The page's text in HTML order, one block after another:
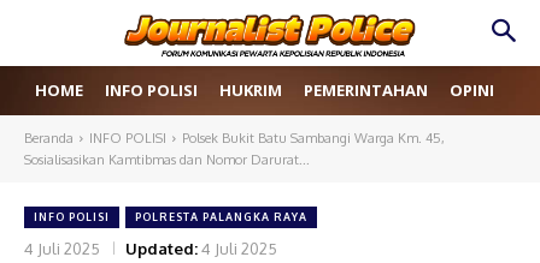
HOME INFO POLISI HUKRIM PEMERINTAHAN OPINI
Beranda INFO POLISI
Polsek Bukit Batu Sambangi Warga Km. 45,
Sosialisasikan Kamtibmas dan Nomor Darurat...
INFO POLISI POLRESTA PALANGKA RAYA
4 Juli 2025 Updated:4 Juli 2025